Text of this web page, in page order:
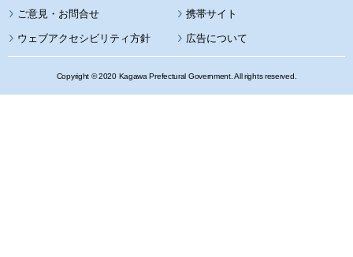
携帯サイト
ウェブアクセシビリティ方針 広告について
Copyright © 2020 Kagawa Prefectural Government. All rights reserved.